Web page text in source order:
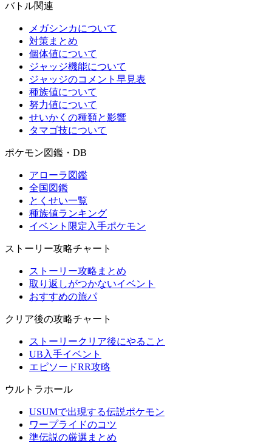
バトル関連
メガシンカについて
対策まとめ
個体値について
ジャッジ機能について
ジャッジのコメント早見表
種族値について
努力値について
せいかくの種類と影響
タマゴ技について
ポケモン図鑑・DB
アローラ図鑑
全国図鑑
とくせい一覧
種族値ランキング
イベント限定入手ポケモン
ストーリー攻略チャート
ストーリー攻略まとめ
取り返しがつかないイベント
おすすめの旅パ
クリア後の攻略チャート
ストーリークリア後にやること
UB入手イベント
エピソードRR攻略
ウルトラホール
USUMで出現する伝説ポケモン
ワープライドのコツ
準伝説の厳選まとめ